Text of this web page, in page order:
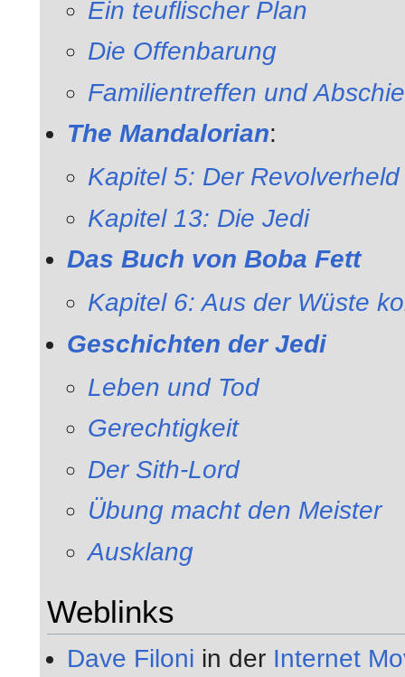
Ein teuflischer Plan
Die Offenbarung
Familientreffen und
The Mandalorian:
Kapitel 5: Der Revolverheld
Kapitel 13: Die Jedi
Das Buch von Boba Fett
Kapitel 6: Aus der Wüste
Geschichten der Jedi
Leben und Tod
Gerechtigkeit
Der Sith-Lord
Übung macht den Meister
Ausklang
Weblinks
Dave Filoni in der Internet